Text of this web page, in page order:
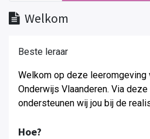
Welkom
Beste leraar
Welkom op deze leeromgeving
Onderwijs Vlaanderen. Via
ondersteunen wij jou bij de
Hoe?